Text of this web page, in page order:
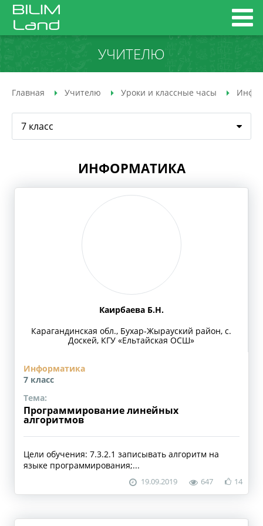
УЧИТЕЛЮ
Главная Учителю Уроки и классные часы
7 класс
ИНФОРМАТИКА
Каирбаева Б.Н.
Карагандинская обл., Бухар-Жырауский район, с.
Доскей, КГУ «Ельтайская ОСШ»
Информатика
7 класс
Тема:
Программирование линейных
алгоритмов
Цели обучения: 7.3.2.1 записывать алгоритм на
языке программирования;...
19.09.2019 647 14